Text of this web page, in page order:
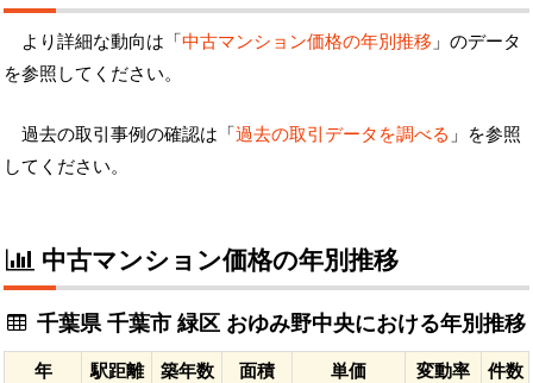
より詳細な動向は「中古マンション価格の年別推移 」のデータ
を参照してください。
過去の取引事例の確認は「過去の取引データを調べる 」を参照
してください。
中古マンション価格の年別推移
千葉県 千葉市 緑区 おゆみ野中央における年別推移
年 駅距離 築年数 面積 単価 変動率 件数